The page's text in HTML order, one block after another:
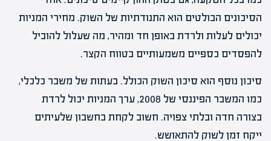
הסיכונים הבולטים הוא התנודתיות של השוק. מחירי המניות
יכולים לעלות ולרדת באופן חד ומהיר, מה שעלול להוביל
להפסדים כספיים משמעותיים בטווח הקצר.
סיכון נוסף הוא סיכון השוק הכולל. בעתות של משבר כלכלי,
כמו המשבר הפיננסי של 2008, ערך המניות יכול לרדת
בצורה חדה ובלתי צפויה. חשוב לקחת בחשבון שלעיתים
ייקח זמן לשוק להתאושש.